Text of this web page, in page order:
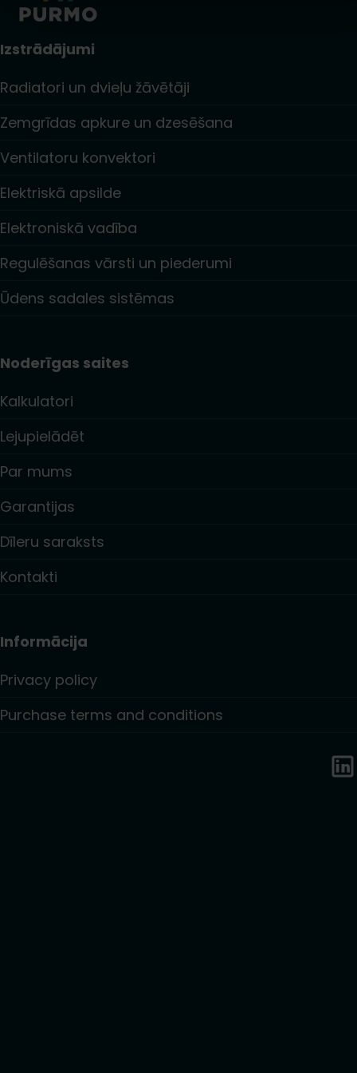
Izstrādājumi
Radiatori un dvieļu žāvētāji
Zemgrīdas apkure un dzesēšana
Ventilatoru konvektori
Elektriskā apsilde
Elektroniskā vadība
Regulēšanas vārsti un piederumi
Ūdens sadales sistēmas
Noderīgas saites
Kalkulatori
Lejupielādēt
Par mums
Garantijas
Dīleru saraksts
Kontakti
Informācija
Privacy policy
Purchase terms and conditions